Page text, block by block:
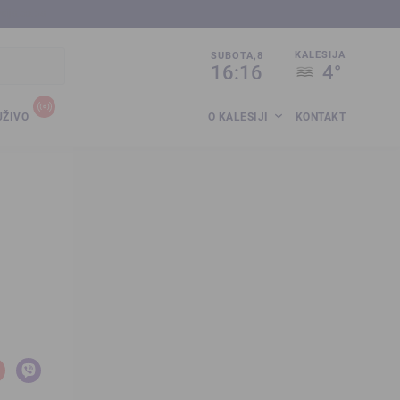
SUBOTA,8
16:16
KALESIJA
4°
O KALESIJI KONTAKT